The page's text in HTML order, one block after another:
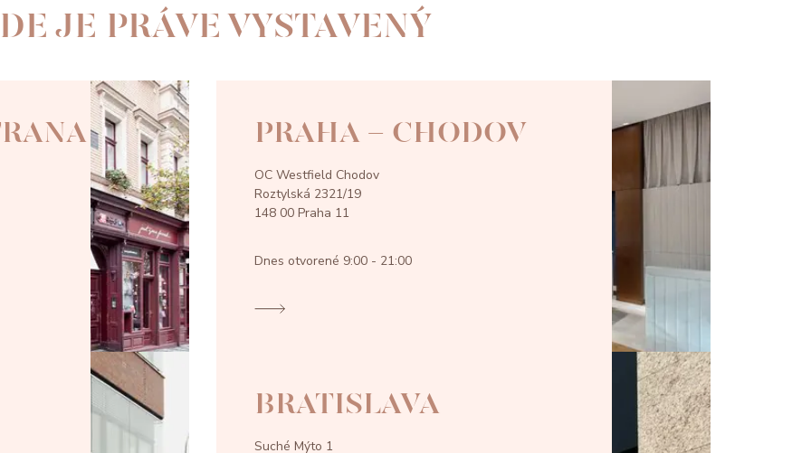
JE PRÁVE VYSTAVENÝ
PRAHA - CHODOV
OC Westfield Chodov
Roztylská 2321/19
148 00 Praha 11
Dnes otvorené 9:00 - 21:00
BRATISLAVA
Suché Mýto 1